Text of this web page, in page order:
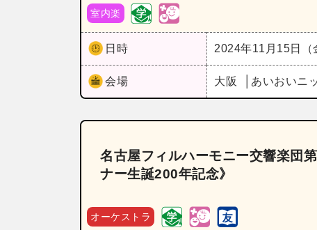
室内楽
日時 2024年11月15日（
会場 大阪 あいおいニ
名古屋フィルハーモニー交響楽団
ナー生誕200年記念》
オーケストラ